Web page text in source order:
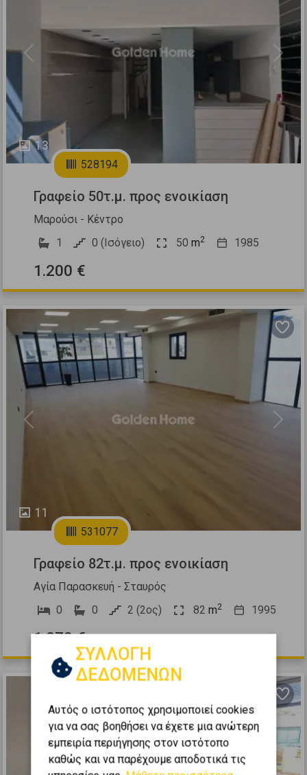
13
Previous Next
528194
Γραφείο 50τ.μ. προς ενοικίαση
Μαρούσι - Κέντρο
1
0 (Ισόγειο) 50 m2 1985
1.200 €
11
Previous Next
531077
Γραφείο 82τ.μ. προς ενοικίαση
Αγία Παρασκευή - Σταυρός
0
0 2 (2ος) 82 m2 1995
1.270 €
ΣΥΛΛΟΓΗ
ΔΕΔΟΜΕΝΩΝ
Αυτός ο ιστότοπος χρησιμοποιεί cookies
για να σας βοηθήσει να έχετε μια ανώτερη
εμπειρία περιήγησης στον ιστότοπο
καθώς και να παρέχουμε αποδοτικά τις